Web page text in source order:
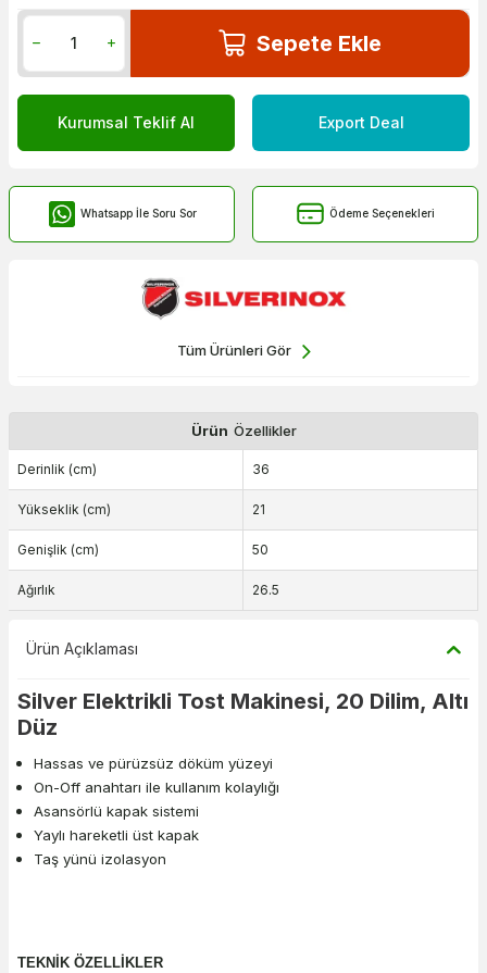
Sepete Ekle
Kurumsal Teklif Al Export Deal
Whatsapp İle Soru Sor Ödeme Seçenekleri
Tüm Ürünleri Gör
Ürün Özellikler
Derinlik (cm) 36
Yükseklik (cm) 21
Genişlik (cm) 50
Ağırlık 26.5
Ürün Açıklaması
Silver Elektrikli Tost Makinesi, 20 Dilim, Altı
Düz
Hassas ve pürüzsüz döküm yüzeyi
On-Off anahtarı ile kullanım kolaylığı
Asansörlü kapak sistemi
Yaylı hareketli üst kapak
Taş yünü izolasyon
TEKNİK ÖZELLİKLER